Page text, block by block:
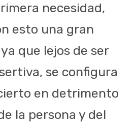
necesidad,
esto una gran
que lejos de ser
se configura
en detrimento
la persona y del